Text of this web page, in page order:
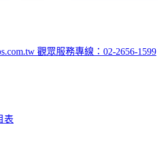
觀眾服務專線：02-2656-1599
表